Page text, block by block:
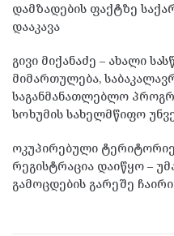
დამზადების ფაქტზე
დააკავა
გივი მიქანაძე – ახალი
მიმართულება,
საგანმანათლებლო
სოხუმის სახელმწიფო
ოკუპირებული
რეგისტრაცია დაიწყო –
გამოცდების გარეშე